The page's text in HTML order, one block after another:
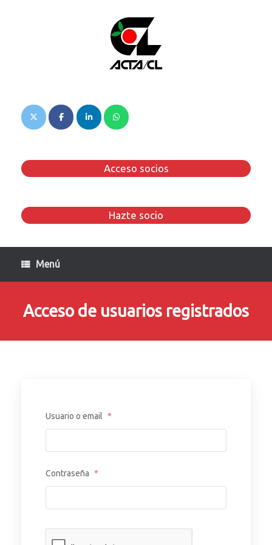
Acceso socios
Hazte socio
Menú
Acceso de usuarios registrados
Usuario o email *
Contraseña *